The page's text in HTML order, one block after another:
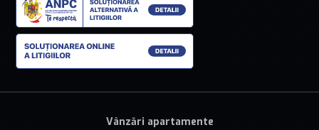
Vânzări apartamente